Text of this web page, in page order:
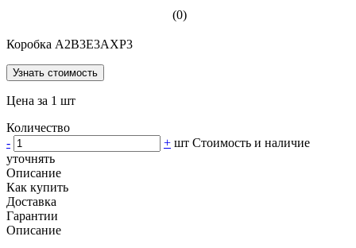
(0)
Коробка A2B3E3AXP3
Узнать стоимость
Цена за 1 шт
Количество
-
+ шт Стоимость и наличие
уточнять
Описание
Как купить
Доставка
Гарантии
Описание